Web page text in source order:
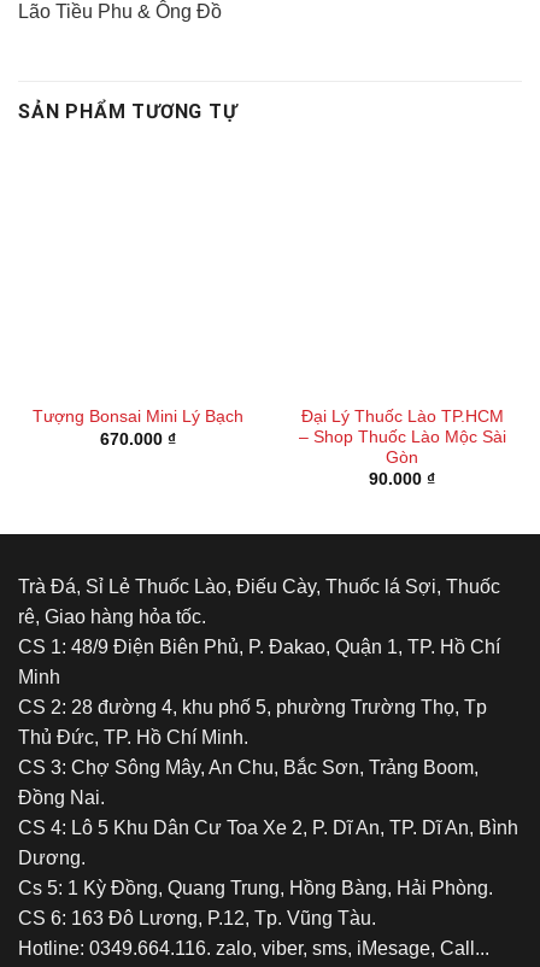
Lão Tiều Phu & Ông Đồ
SẢN PHẨM TƯƠNG TỰ
Tượng Bonsai Mini Lý Bạch
670.000 ₫
Đại Lý Thuốc Lào TP.HCM
– Shop Thuốc Lào Mộc Sài
Gòn
90.000 ₫
Trà Đá, Sỉ Lẻ Thuốc Lào, Điếu Cày, Thuốc lá Sợi, Thuốc
rê, Giao hàng hỏa tốc.
CS 1: 48/9 Điện Biên Phủ, P. Đakao, Quận 1, TP. Hồ Chí
Minh
CS 2: 28 đường 4, khu phố 5, phường Trường Thọ, Tp
Thủ Đức, TP. Hồ Chí Minh.
CS 3: Chợ Sông Mây, An Chu, Bắc Sơn, Trảng Boom,
Đồng Nai.
CS 4: Lô 5 Khu Dân Cư Toa Xe 2, P. Dĩ An, TP. Dĩ An, Bình
Dương.
Cs 5: 1 Kỳ Đồng, Quang Trung, Hồng Bàng, Hải Phòng.
CS 6: 163 Đô Lương, P.12, Tp. Vũng Tàu.
Hotline: 0349.664.116. zalo, viber, sms, iMesage, Call...